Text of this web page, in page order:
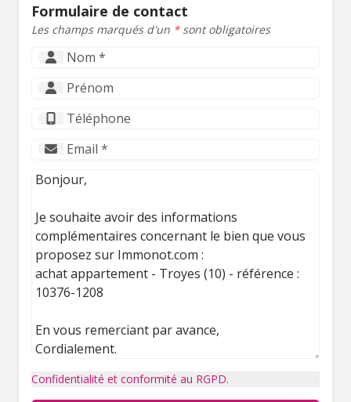
Formulaire de contact
Les champs marqués d'un *sont obligatoires
Confidentialité et conformité au RGPD.